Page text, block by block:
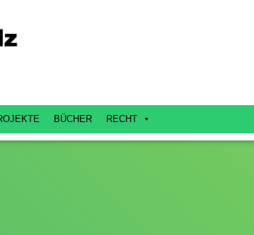
BÜCHER RECHT